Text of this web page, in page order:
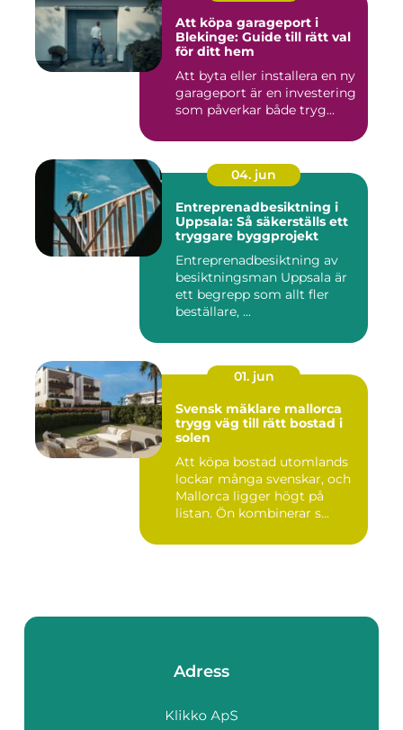
Att köpa garageport i
Blekinge: Guide till rätt val
för ditt hem
Att byta eller installera en ny
garageport är en investering
som påverkar både tryg...
04. jun
Entreprenadbesiktning i
Uppsala: Så säkerställs ett
tryggare byggprojekt
Entreprenadbesiktning av
besiktningsman Uppsala är
ett begrepp som allt fler
beställare, ...
01. jun
Svensk mäklare mallorca
trygg väg till rätt bostad i
solen
Att köpa bostad utomlands
lockar många svenskar, och
Mallorca ligger högt på
listan. Ön kombinerar s...
Adress